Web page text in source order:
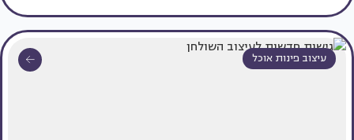
עיצוב פינות אוכל